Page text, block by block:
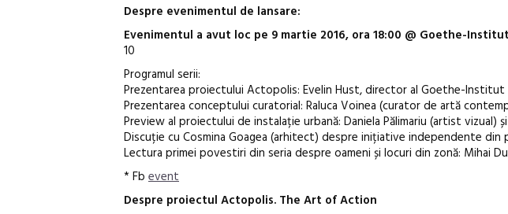
Despre evenimentul de lansare:
Evenimentul a avut loc pe 9 martie 2016, ora 18:00 @ Goethe-
10
Programul serii:
Prezentarea proiectului Actopolis: Evelin Hust, director al Goethe-Institut
Prezentarea conceptului curatorial: Raluca Voinea (curator de artă
Preview al proiectului de instalație urbană: Daniela Pălimariu (artist vizual)
Discuție cu Cosmina Goagea (arhitect) despre inițiative independente din
Lectura primei povestiri din seria despre oameni și locuri din zonă: Mihai
* Fb event
Despre proiectul Actopolis. The Art of Action